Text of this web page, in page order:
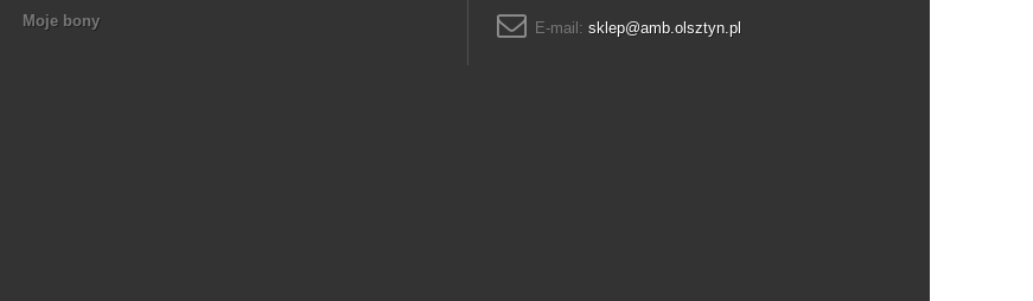
Moje bony
E-mail: sklep@amb.olsztyn.pl